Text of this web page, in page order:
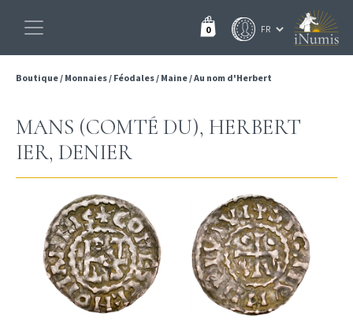
0
Boutique/ Monnaies/ Féodales/ Maine/Au nom d'Herbert
MANS (COMTÉ DU), HERBERT
IER, DENIER